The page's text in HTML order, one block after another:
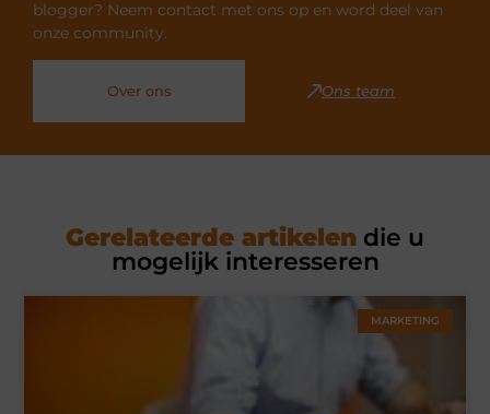
blogger? Neem contact met ons op en word deel van
onze community.
Over ons Ons team
Gerelateerde artikelen die u
mogelijk interesseren
MARKETING